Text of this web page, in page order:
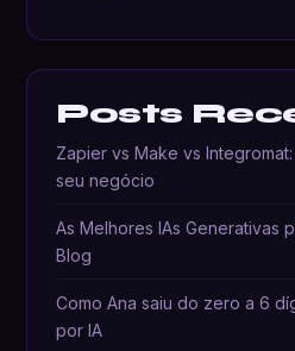
Posts
Zapier vs Make vs
seu negócio
As Melhores IAs Generativas
Blog
Como Ana saiu do zero a 6
por IA